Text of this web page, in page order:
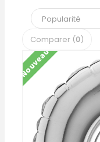
Comparer (0)
Nouveau